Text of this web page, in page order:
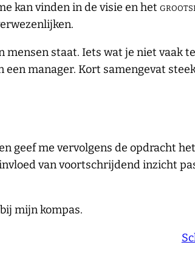
kan vinden in de visie en het
staat. Iets wat je niet vaak
manager. Kort samengevat
geef me vervolgens de opdracht
van voortschrijdend inzicht
mijn kompas.